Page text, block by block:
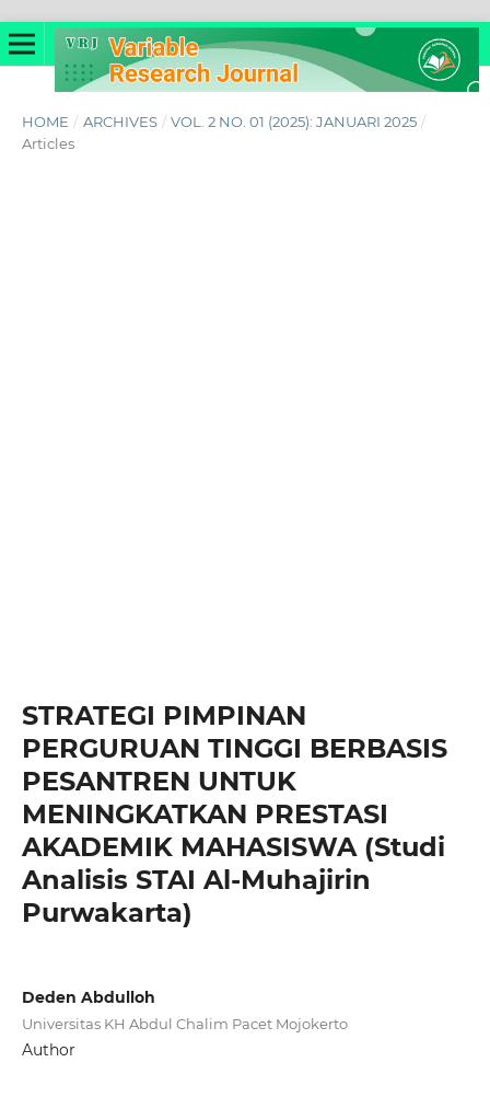
HOME / ARCHIVES / VOL. 2 NO. 01 (2025): JANUARI 2025 /
Articles
STRATEGI PIMPINAN
PERGURUAN TINGGI BERBASIS
PESANTREN UNTUK
MENINGKATKAN PRESTASI
AKADEMIK MAHASISWA (Studi
Analisis STAI Al-Muhajirin
Purwakarta)
Deden Abdulloh
Universitas KH Abdul Chalim Pacet Mojokerto
Author